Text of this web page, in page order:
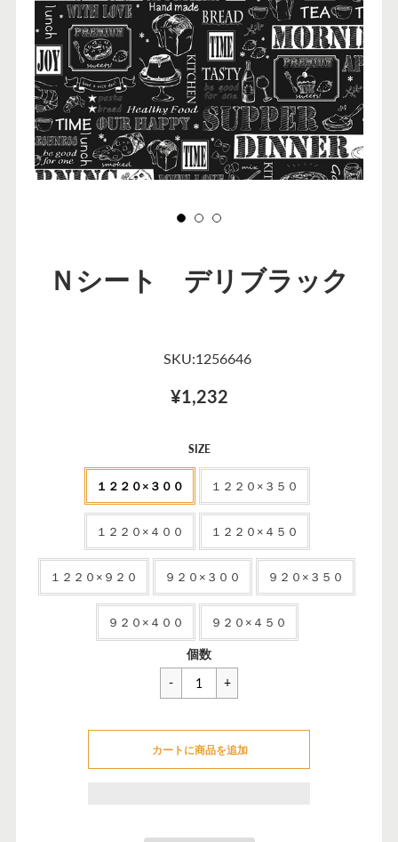
Ｎシート デリブラック
SKU:1256646
¥1,232
セ
ー
ル
価
格
SIZE
１２２０×３００ １２２０×３５０
１２２０×４００ １２２０×４５０
１２２０×９２０ ９２０×３００ ９２０×３５０
９２０×４００ ９２０×４５０
一
般
価
¥1,694
個数
カートに商品を追加